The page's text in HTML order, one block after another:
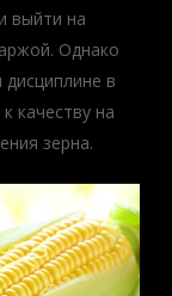
выйти на
Однако
в
качеству на
зерна.